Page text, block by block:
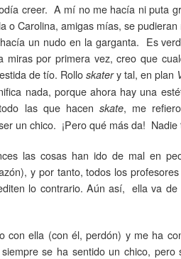
creer. A mí no me hacía ni puta
o Carolina, amigas mías, se
un nudo en la garganta. Es
miras por primera vez, creo que
de tío. Rolloskatery tal, en plan
nada, porque ahora hay una
las que hacenskate, me
un chico. ¡Pero qué más da!
las cosas han ido de mal en
y por tanto, todos los
lo contrario. Aún así, ella va
ella (con él, perdón) y me ha
se ha sentido un chico,